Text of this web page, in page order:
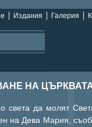
Издания Галерия
НА
света да молят
на Дева Мария,